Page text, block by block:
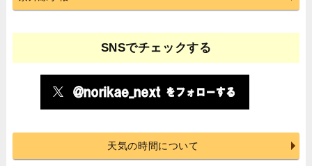
SNSでチェックする
天気の時間について